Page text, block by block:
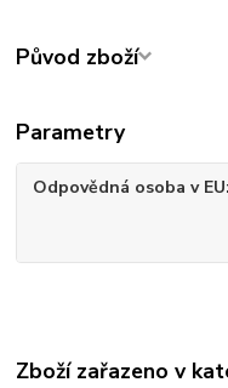
Původ zboží
Parametry
Odpovědná osoba v EU
Zboží zařazeno v